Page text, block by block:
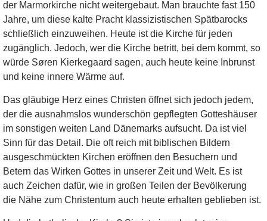
der Marmorkirche nicht weitergebaut. Man brauchte fast 150
Jahre, um diese kalte Pracht klassizistischen Spätbarocks
schließlich einzuweihen. Heute ist die Kirche für jeden
zugänglich. Jedoch, wer die Kirche betritt, bei dem kommt, so
würde Søren Kierkegaard sagen, auch heute keine Inbrunst
und keine innere Wärme auf.
Das gläubige Herz eines Christen öffnet sich jedoch jedem,
der die ausnahmslos wunderschön gepflegten Gotteshäuser
im sonstigen weiten Land Dänemarks aufsucht. Da ist viel
Sinn für das Detail. Die oft reich mit biblischen Bildern
ausgeschmückten Kirchen eröffnen den Besuchern und
Betern das Wirken Gottes in unserer Zeit und Welt. Es ist
auch Zeichen dafür, wie in großen Teilen der Bevölkerung
die Nähe zum Christentum auch heute erhalten geblieben ist.